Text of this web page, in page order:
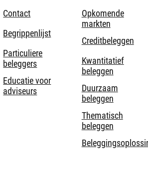
Contact
Begrippenlijst
Particuliere
beleggers
Educatie voor
adviseurs
Opkomende
markten
Creditbeleggen
Kwantitatief
beleggen
Duurzaam
beleggen
Thematisch
beleggen